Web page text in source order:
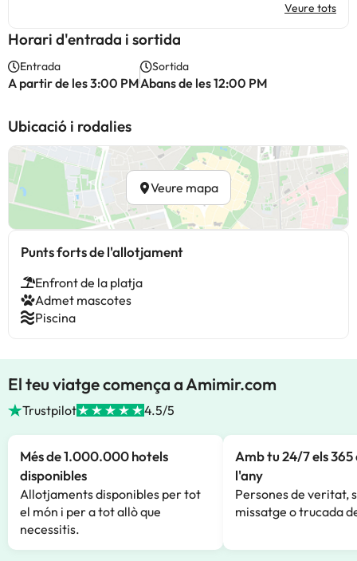
Veure tots
Horari d'entrada i sortida
Entrada
A partir de les 3:00 PM
Sortida
Abans de les 12:00 PM
Ubicació i rodalies
Veure mapa
Punts forts de l'allotjament
Enfront de la platja
Admet mascotes
Piscina
El teu viatge comença a Amimir.com
Trustpilot 4.5/5
Més de 1.000.000 hotels
disponibles
Allotjaments disponibles per tot
el món i per a tot allò que
necessitis.
Amb tu 24/7 els 365
l'any
Persones de veritat,
missatge o trucada